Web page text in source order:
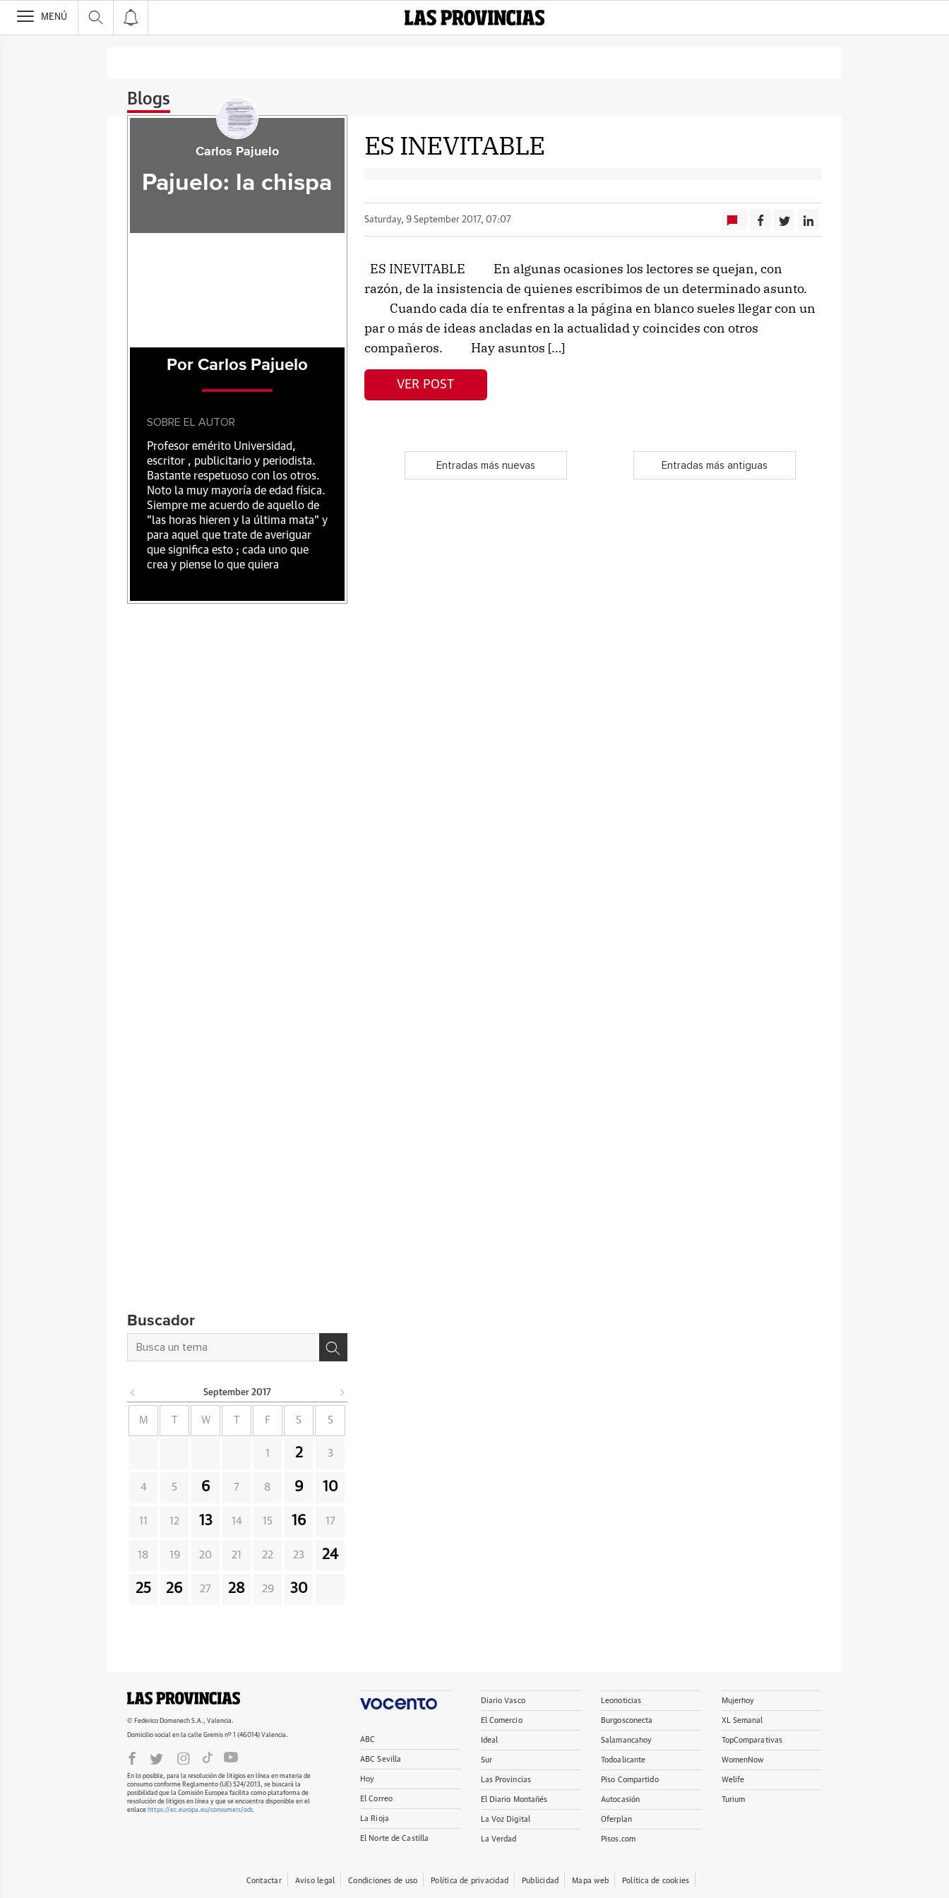
>
MENÚ
Blogs
ES INEVITABLE
Saturday, 9 September 2017, 07:07
ES INEVITABLE En algunas ocasiones los lectores se quejan, con
razón, de la insistencia de quienes escribimos de un determinado asunto.
Cuando cada día te enfrentas a la página en blanco sueles llegar con un
par o más de ideas ancladas en la actualidad y coincides con otros
compañeros. Hay asuntos […]
VER POST
Entradas más nuevas Entradas más antiguas
Carlos Pajuelo
Pajuelo: la chispa
Por Carlos Pajuelo
SOBRE EL AUTOR
Profesor emérito Universidad,
escritor , publicitario y periodista.
Bastante respetuoso con los otros.
Noto la muy mayoría de edad física.
Siempre me acuerdo de aquello de
"las horas hieren y la última mata" y
para aquel que trate de averiguar
que significa esto ; cada uno que
crea y piense lo que quiera
Buscador
September 2017
M W F S S
1 2 3
4 5 6 7 8 9 10
11 12 13 14 15 16 17
18 19 20 21 22 23 24
25 26 27 28 29 30
© Federico Domenech S.A., Valencia.
Domicilio social en la calle Gremis nº 1 (46014) Valencia.
En lo posible, para la resolución de litigios en línea en materia de
consumo conforme Reglamento (UE) 524/2013, se buscará la
posibilidad que la Comisión Europea facilita como plataforma de
resolución de litigios en línea y que se encuentra disponible en el
enlace https://ec.europa.eu/consumers/odr.
ABC
ABC Sevilla
Hoy
El Correo
La Rioja
El Norte de Castilla
Diario Vasco
El Comercio
Ideal
Sur
Las Provincias
El Diario Montañés
La Voz Digital
La Verdad
Leonoticias
Burgosconecta
Salamancahoy
Todoalicante
Piso Compartido
Autocasión
Oferplan
Pisos.com
Mujerhoy
XL Semanal
TopComparativas
WomenNow
Welife
Turium
Contactar Aviso legal Condiciones de uso Política de privacidad Publicidad Mapa web Política de cookies